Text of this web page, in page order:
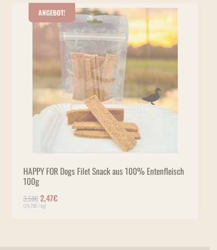
ANGEBOT!
HAPPY FOR Dogs Filet Snack aus 100% Entenfleisch
100g
3,58€Ursprünglicher Preis war: 3,58€
2,47€Aktueller Preis ist: 2,47€.
(24,70€ / kg)